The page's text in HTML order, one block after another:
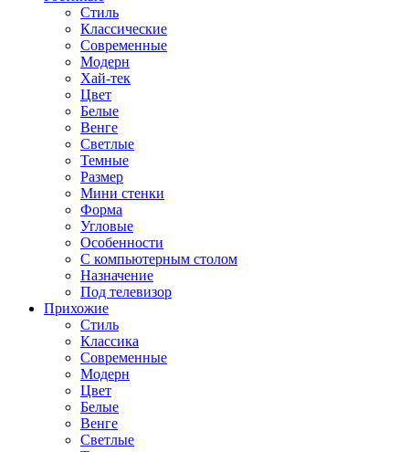
Стиль
Классические
Современные
Модерн
Хай-тек
Цвет
Белые
Венге
Светлые
Темные
Размер
Мини стенки
Форма
Угловые
Особенности
С компьютерным столом
Назначение
Под телевизор
Прихожие
Стиль
Классика
Современные
Модерн
Цвет
Белые
Венге
Светлые